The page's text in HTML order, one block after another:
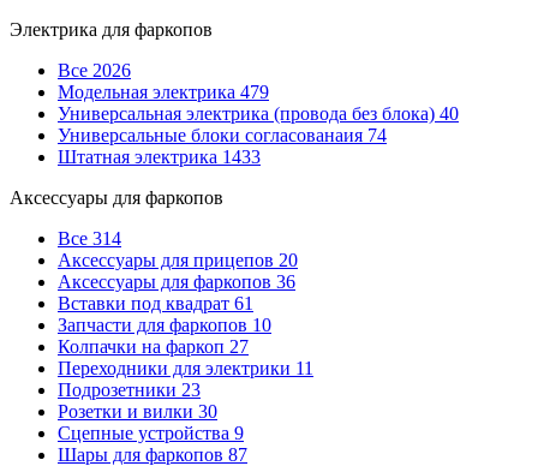
Электрика для фаркопов
Все 2026
Модельная электрика 479
Универсальная электрика (провода без блока) 40
Универсальные блоки согласованаия 74
Штатная электрика 1433
Аксессуары для фаркопов
Все 314
Аксессуары для прицепов 20
Аксессуары для фаркопов 36
Вставки под квадрат 61
Запчасти для фаркопов 10
Колпачки на фаркоп 27
Переходники для электрики 11
Подрозетники 23
Розетки и вилки 30
Сцепные устройства 9
Шары для фаркопов 87